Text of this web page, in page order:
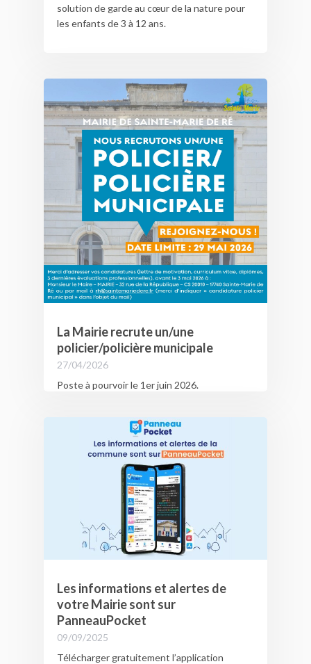
solution de garde au cœur de la nature pour
les enfants de 3 à 12 ans.
La Mairie recrute un/une
policier/policière municipale
27/04/2026
Poste à pourvoir le 1er juin 2026.
Les informations et alertes de
votre Mairie sont sur
PanneauPocket
09/09/2025
Télécharger gratuitement l’application